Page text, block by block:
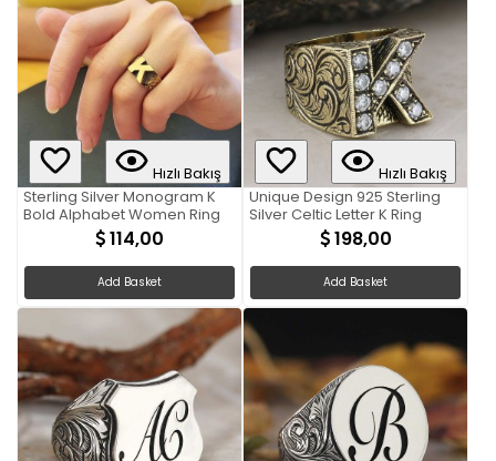
Hızlı Bakış
Sterling Silver Monogram K
Bold Alphabet Women Ring
114,00
Add Basket
Hızlı Bakış
Unique Design 925 Sterling
Silver Celtic Letter K Ring
198,00
Add Basket